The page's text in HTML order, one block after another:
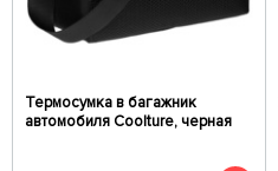
Термосумка в багажник
автомобиля Coolture, черная